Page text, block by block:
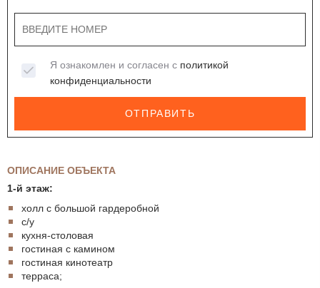
ОПИСАНИЕ ОБЪЕКТА
1-й этаж:
холл с большой гардеробной
с/у
кухня-столовая
гостиная с камином
гостиная кинотеатр
терраса;
Я ознакомлен и согласен с политикой
конфиденциальности
ОТПРАВИТЬ